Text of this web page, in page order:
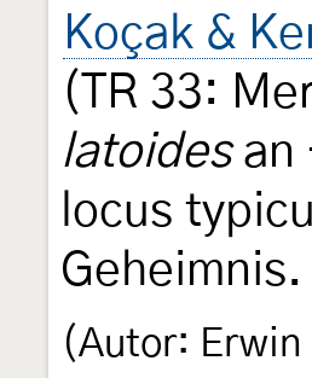
Koçak &
(TR 33:
latoidesan
locus
Geheimnis.
(Autor: Erwin